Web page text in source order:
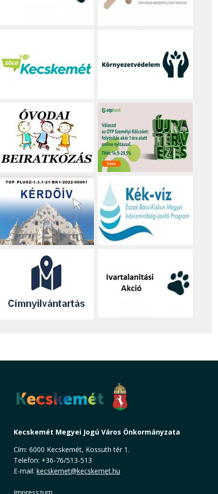
Kecskemét Megyei Jogú Város Önkormányzata
Cím: 6000 Kecskemét, Kossuth tér 1.
Telefon: +36-76/513-513
E-mail: kecskemet@kecskemet.hu
Impresszum